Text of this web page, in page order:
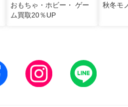
おもちゃ・ホビー・ ゲー
ム買取20％UP
秋冬モ